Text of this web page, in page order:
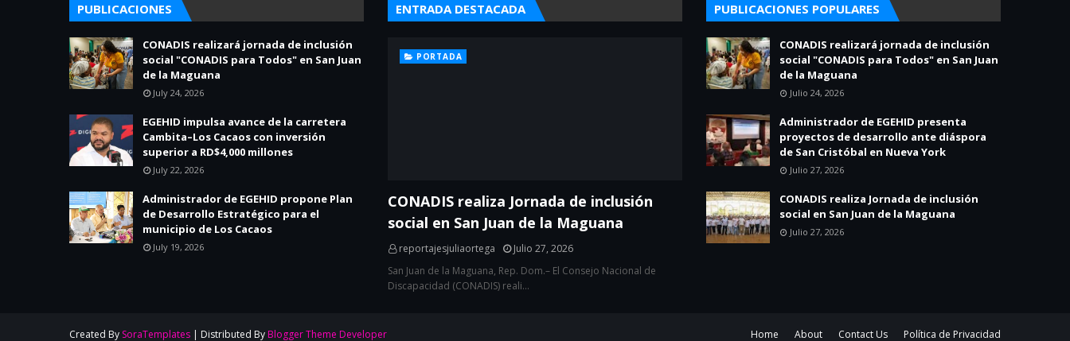
PUBLICACIONES
CONADIS realizará jornada de inclusión
social "CONADIS para Todos" en San Juan
de la Maguana
July 24, 2026
EGEHID impulsa avance de la carretera
Cambita–Los Cacaos con inversión
superior a RD$4,000 millones
July 22, 2026
Administrador de EGEHID propone Plan
de Desarrollo Estratégico para el
municipio de Los Cacaos
July 19, 2026
ENTRADA DESTACADA
PORTADA
CONADIS realiza Jornada de inclusión
social en San Juan de la Maguana
reportajesjuliaortega
Julio 27, 2026
San Juan de la Maguana, Rep. Dom.– El Consejo Nacional de
Discapacidad (CONADIS) reali…
PUBLICACIONES POPULARES
CONADIS realizará jornada de inclusión
social "CONADIS para Todos" en San Juan
de la Maguana
Julio 24, 2026
Administrador de EGEHID presenta
proyectos de desarrollo ante diáspora
de San Cristóbal en Nueva York
Julio 27, 2026
CONADIS realiza Jornada de inclusión
social en San Juan de la Maguana
Julio 27, 2026
Home About Contact Us Política de Privacidad
Created By SoraTemplates | Distributed By Blogger Theme Developer